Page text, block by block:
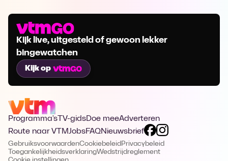
Kijk live, uitgesteld of gewoon lekker
bingewatchen
Kijk op
Programma's TV-gidsDoe meeAdverteren
Route naar VTMJobsFAQNieuwsbrief
GebruiksvoorwaardenCookiebeleid Privacybeleid
ToegankelijkheidsverklaringWedstrijdreglement